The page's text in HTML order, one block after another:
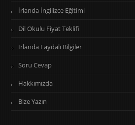
İrlanda İngilizce Eğitimi
Dil Okulu Fiyat Teklifi
İrlanda Faydalı Bilgiler
Soru Cevap
Hakkımızda
Bize Yazın